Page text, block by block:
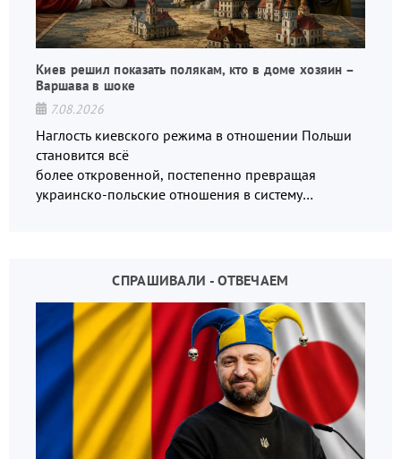
Киев решил показать полякам, кто в доме хозяин –
Варшава в шоке
7.08.2026
Наглость киевского режима в отношении Польши
становится всё
более откровенной, постепенно превращая
украинско-польские отношения в систему
СПРАШИВАЛИ - ОТВЕЧАЕМ